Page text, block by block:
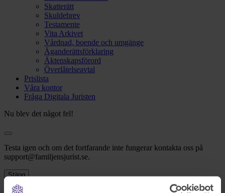
Skatterätt
Skuldebrev
Testamente
Vita Arkivet
Vårdnad, boende och umgänge
Äganderättsförklaring
Äktenskapsförord
Överlåtelseavtal
Prislista
Våra kontor
Fråga Digitala Juristen
Nu blev det något fel!
Testa igen och om det fortfarande inte fungerar kontakta oss på
support@familjensjurist.se.
Stäng